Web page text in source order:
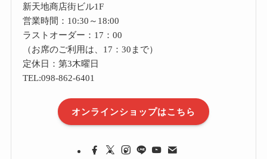
新天地商店街ビル1F
営業時間：10:30～18:00
ラストオーダー：17：00
（お席のご利用は、17：30まで）
定休日：第3木曜日
TEL:098-862-6401
オンラインショップはこちら